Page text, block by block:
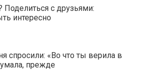
Поделиться с друзьями:
интересно
спросили: «Во что ты верила в
прежде